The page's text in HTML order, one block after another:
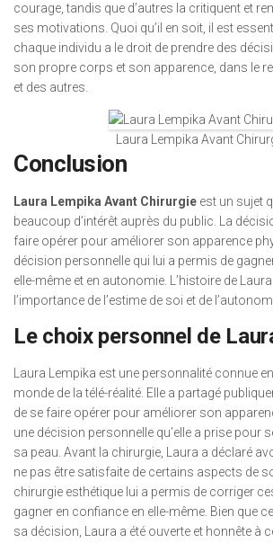
courage, tandis que d’autres la critiquent et
ses motivations. Quoi qu’il en soit, il est
chaque individu a le droit de prendre des
son propre corps et son apparence, dans le
et des autres.
Laura Lempika Avant
Conclusion
Laura Lempika Avant Chirurgie est un sujet
beaucoup d’intérêt auprès du public. La
faire opérer pour améliorer son apparence
décision personnelle qui lui a permis de
elle-même et en autonomie. L’histoire de
l’importance de l’estime de soi et de
Le choix personnel de
Laura Lempika est une personnalité connue
monde de la télé-réalité. Elle a partagé
de se faire opérer pour améliorer son
une décision personnelle qu’elle a prise pour
sa peau. Avant la chirurgie, Laura a déclaré
ne pas être satisfaite de certains aspects de
chirurgie esthétique lui a permis de corriger
gagner en confiance en elle-même. Bien que
sa décision, Laura a été ouverte et honnête à